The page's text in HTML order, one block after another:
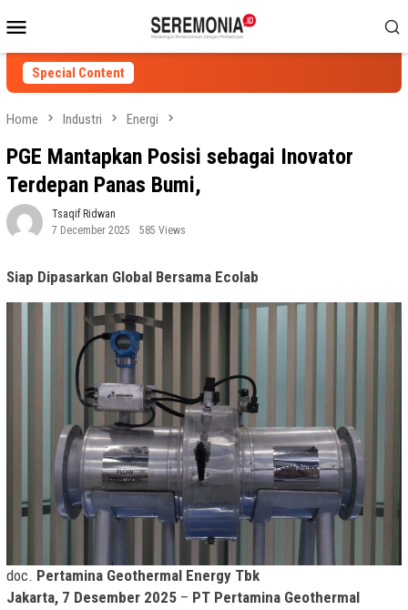
to
contentMenu
Special Content
Home Industri Energi
PGE Mantapkan Posisi sebagai Inovator
Terdepan Panas Bumi,
Tsaqif Ridwan
7 December 2025
585 Views
Siap Dipasarkan Global Bersama Ecolab
doc. Pertamina Geothermal Energy Tbk
Jakarta, 7 Desember 2025 – PT Pertamina Geothermal